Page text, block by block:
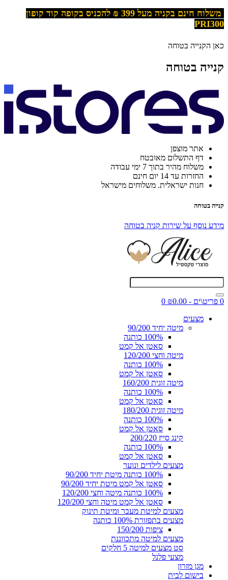
משלוח חינם בקניה מעל 399
₪ להכניס בקופה קוד קופון
PRI300
כאן הקנייה בטוחה
קנייה בטוחה
אתר מוצפן
דף התשלום מאובטח
משלוח מהיר בתוך 7 ימי עבודה
החזרות עד 14 יום חינם
חנות ישראלית. משלוחים מישראל
קנייה בטוחה
מידע נוסף על שירות קניה בטוחה
0 פריט\ים - ₪0.00
0
מצעים
מיטה יחיד 90/200
100% כותנה
סאטן אל קמט
מיטה וחצי 120/200
100% כותנה
סאטן אל קמט
מיטה זוגית 160/200
100% כותנה
סאטן אל קמט
מיטה זוגית 180/200
100% כותנה
סאטן אל קמט
קינג סייז 200/220
100% כותנה
סאטן אל קמט
מצעים לילדים ונוער
100% כותנה מיטת יחיד 90/200
סאטן אל קמט מיטת יחיד 90/200
100% כותנה מיטה וחצי 120/200
סאטן אל קמט מיטה וחצי 120/200
מצעים למיטת מעבר ומיטת תינוק
מצעים בתפזורת 100% כותנה
ציפות 150/200
מצעים למיטה מתכווננת
סט מצעים למיטה 5 חלקים
מצעי פלנל
מגן מזרון
בישום לבית